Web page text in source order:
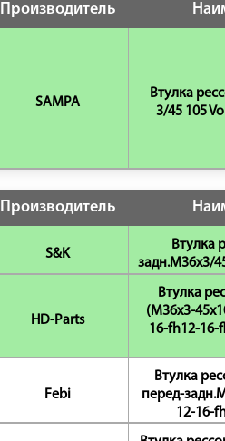
Производитель
SAMPA
Втулка
3/45 105
Производитель
S&K
Втулка
задн.M36x3/
HD-Parts
Втулка
(M36x3-
16-fh12-16-
Febi
Втулка
перед-
12-16-